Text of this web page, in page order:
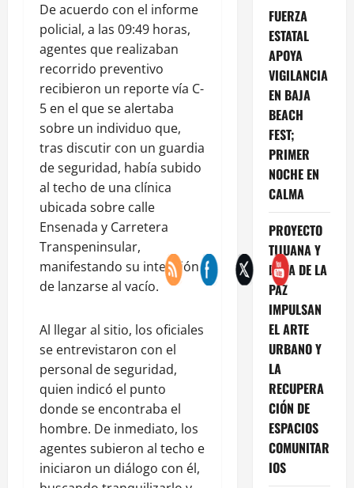
De acuerdo con el informe
policial, a las 09:49 horas,
agentes que realizaban
recorrido preventivo
recibieron un reporte vía C-
5 en el que se alertaba
sobre un individuo que,
tras discutir con un guardia
de seguridad, había subido
al techo de una clínica
ubicada sobre calle
Ensenada y Carretera
Transpeninsular,
manifestando su intención
de lanzarse al vacío.
Al llegar al sitio, los oficiales
se entrevistaron con el
personal de seguridad,
quien indicó el punto
donde se encontraba el
hombre. De inmediato, los
agentes subieron al techo e
iniciaron un diálogo con él,
FUERZA
ESTATAL
APOYA
VIGILANCIA
EN BAJA
BEACH
FEST;
PRIMER
NOCHE EN
CALMA
PROYECTO
TIJUANA Y
RUTA DE LA
PAZ
IMPULSAN
EL ARTE
URBANO Y
LA
RECUPERA
CIÓN DE
ESPACIOS
COMUNITAR
IOS